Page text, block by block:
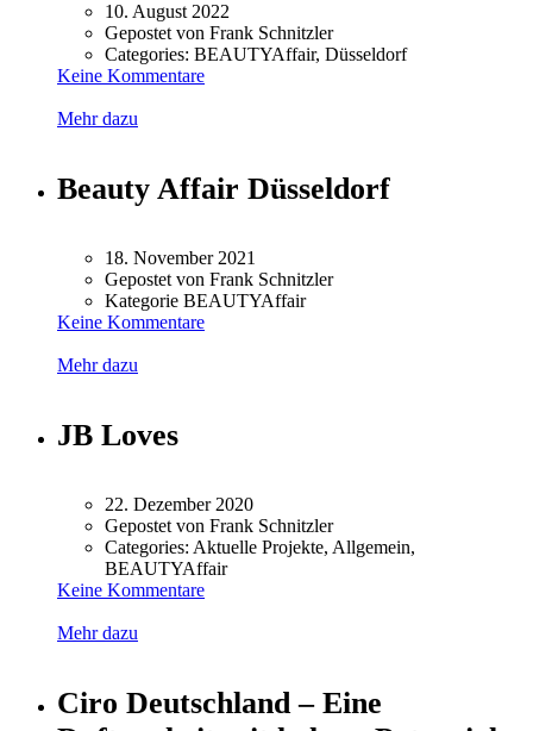
10. August 2022
Gepostet von Frank Schnitzler
Categories: BEAUTYAffair, Düsseldorf
Keine Kommentare
Mehr dazu
Beauty Affair Düsseldorf
18. November 2021
Gepostet von Frank Schnitzler
Kategorie BEAUTYAffair
Keine Kommentare
Mehr dazu
JB Loves
22. Dezember 2020
Gepostet von Frank Schnitzler
Categories: Aktuelle Projekte, Allgemein,
BEAUTYAffair
Keine Kommentare
Mehr dazu
Ciro Deutschland – Eine